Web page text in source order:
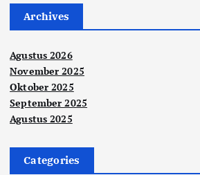
Archives
Agustus 2026
November 2025
Oktober 2025
September 2025
Agustus 2025
Categories